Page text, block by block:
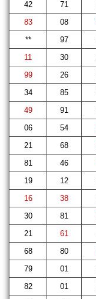
42
71
83
08
**
97
11
30
99
26
34
85
49
91
06
54
21
68
81
46
19
12
16
38
30
81
21
61
68
80
79
01
82
01